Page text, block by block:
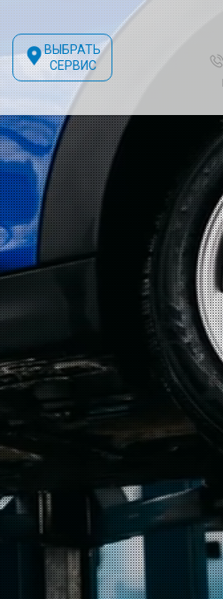
ВЫБРАТЬ
СЕРВИС